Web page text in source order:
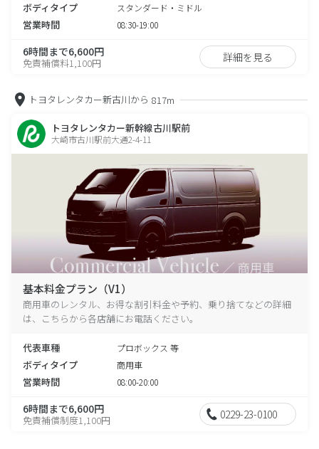
ボディタイプ スタンダード・ミドル
営業時間 08:30-19:00
6時間まで6,600円
免責補償料1,100円 詳細を見る
トヨタレンタカー新古川から 817m
トヨタレンタカー新幹線古川駅前
大崎市古川駅前大通2-4-11
基本料金プラン（V1）
商用車のレンタル、お得な割引料金や予約、乗り捨てなどの詳細
は、こちらから各店舗にお電話ください。
代表車種 プロボックス 等
ボディタイプ 商用車
営業時間 08:00-20:00
6時間まで6,600円
免責補償制度1,100円 0229-23-0100